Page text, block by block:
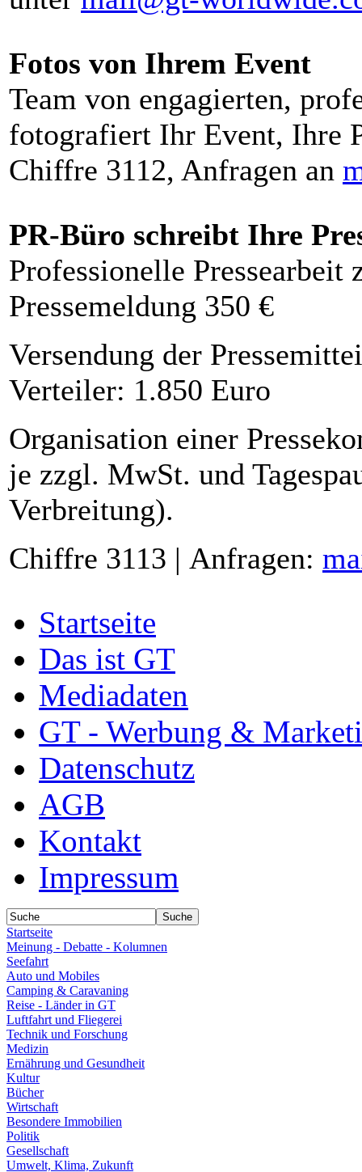
Fotos von Ihrem Event
Team von engagierten,
fotografiert Ihr Event, Ihre
Chiffre 3112, Anfragen an
PR-Büro schreibt Ihre
Professionelle Pressearbeit
Pressemeldung 350 €
Versendung der
Verteiler: 1.850 Euro
Organisation einer
je zzgl. MwSt. und
Verbreitung).
Chiffre 3113 | Anfragen:
Startseite
Das ist GT
Mediadaten
GT - Werbung &
Datenschutz
AGB
Kontakt
Impressum
Startseite
Meinung - Debatte - Kolumnen
Seefahrt
Auto und Mobiles
Camping & Caravaning
Reise - Länder in GT
Luftfahrt und Fliegerei
Technik und Forschung
Medizin
Ernährung und Gesundheit
Kultur
Bücher
Wirtschaft
Besondere Immobilien
Politik
Gesellschaft
Umwelt, Klima, Zukunft